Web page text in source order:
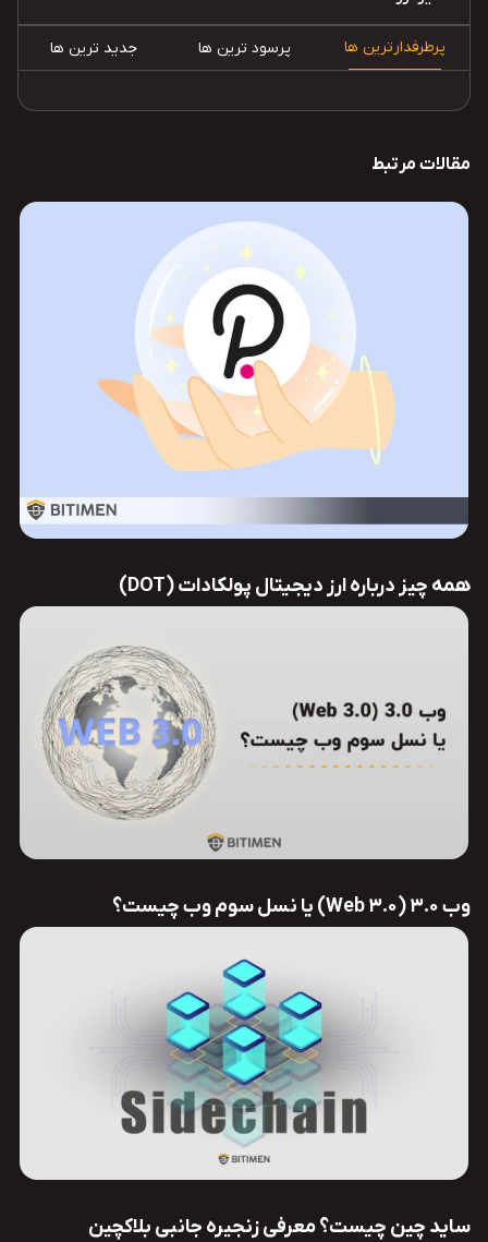
پرطرفدارترین ها پرسود ترین ها جدید ترین ها
مقالات مرتبط
همه چیز درباره ارز دیجیتال پولکادات (DOT)
وب 3.0 (Web 3.0) یا نسل سوم وب چیست؟
ساید چین چیست؟ معرفی زنجیره جانبی بلاکچین